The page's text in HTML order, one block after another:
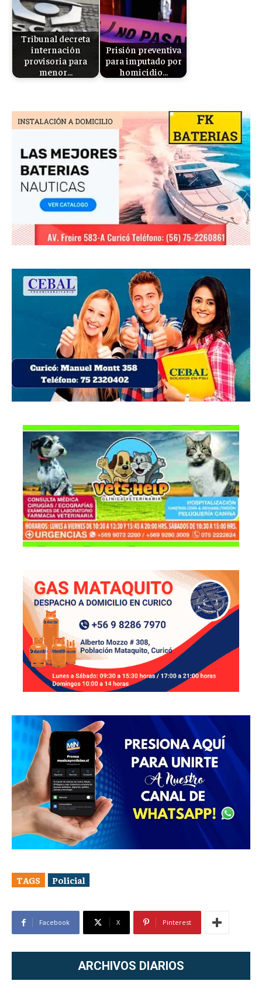
Tribunal decreta
internación
provisoria para
menor…
Prisión preventiva
para imputado por
homicidio…
TAGS Policial
Facebook X Pinterest
ARCHIVOS DIARIOS